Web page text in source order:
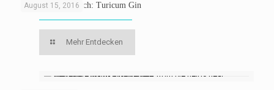
August 15, 2016
Züricher Platzhirsch: Turicum Gin
Mehr Entdecken